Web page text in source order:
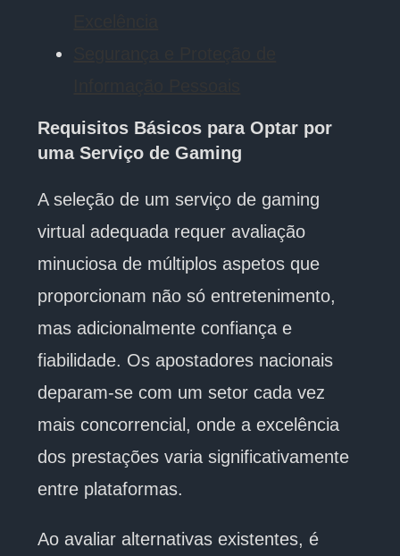
Requisitos Básicos para Optar por
uma Serviço de Gaming
A seleção de um serviço de gaming
virtual adequada requer avaliação
minuciosa de múltiplos aspetos que
proporcionam não só entretenimento,
mas adicionalmente confiança e
fiabilidade. Os apostadores nacionais
deparam-se com um setor cada vez
mais concorrencial, onde a excelência
dos prestações varia significativamente
entre plataformas.
Ao avaliar alternativas existentes, é